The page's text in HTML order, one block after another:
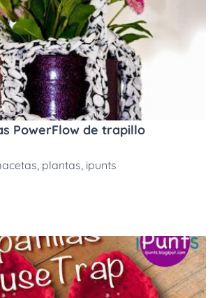
PowerFlow de trapillo
, plantas, ipunts